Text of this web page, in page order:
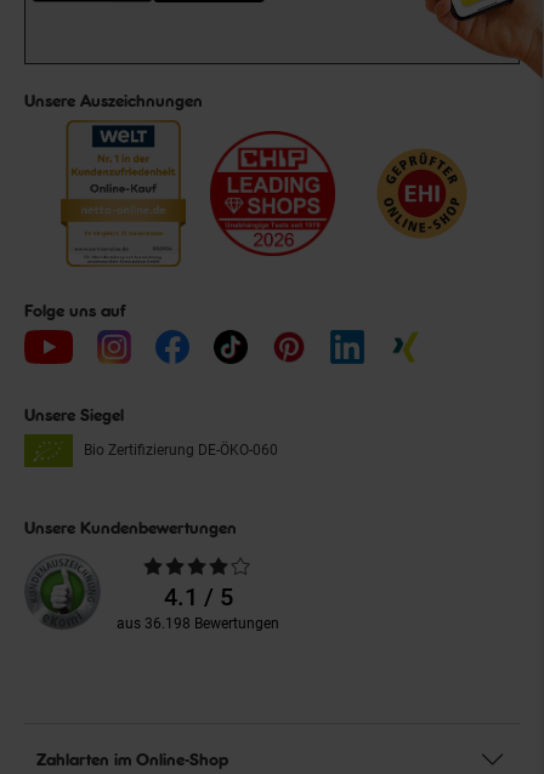
Unsere Auszeichnungen
Folge uns auf
Unsere Siegel
Bio Zertifizierung DE-ÖKO-060
Unsere Kundenbewertungen
Durchschnittliche
Bewertungen4.1 / 5
aus 36.198 Bewertungen
Zahlarten im Online-Shop